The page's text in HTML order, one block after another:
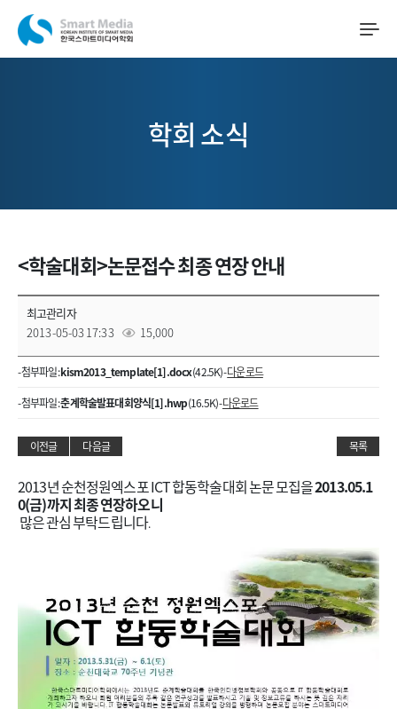
학회 소식
<학술대회>논문접수 최종 연장 안내
최고관리자
2013-05-03 17:33
15,000
- 첨부파일 :kism2013_template[1].docx(42.5K) -다운로드
- 첨부파일 :춘계학술발표대회양식[1].hwp(16.5K) -다운로드
이전글 다음글 목록
2013년 순천정원엑스포 ICT 합동학술대회 논문 모집을2013.05.1
0(금)까지 최종 연장하오니
많은 관심 부탁드립니다.